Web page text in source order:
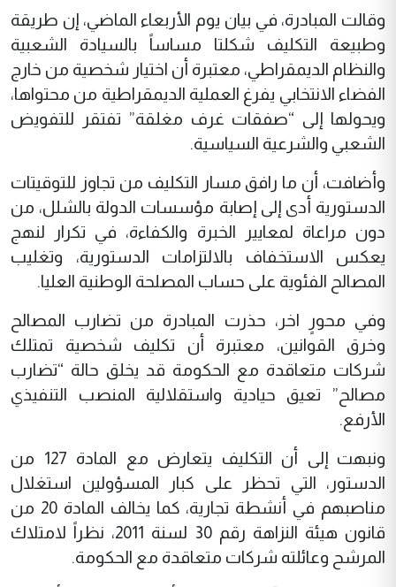
وقالت المبادرة، في بيان يوم الأربعاء الماضي، إن طريقة
وطبيعة التكليف شكلتا مساساً بالسيادة الشعبية
والنظام الديمقراطي، معتبرة أن اختيار شخصية من خارج
الفضاء الانتخابي يفرغ العملية الديمقراطية من محتواها،
ويحولها إلى “صفقات غرف مغلقة” تفتقر للتفويض
الشعبي والشرعية السياسية.
وأضافت، أن ما رافق مسار التكليف من تجاوز للتوقيتات
الدستورية أدى إلى إصابة مؤسسات الدولة بالشلل، من
دون مراعاة لمعايير الخبرة والكفاءة، في تكرار لنهج
يعكس الاستخفاف بالالتزامات الدستورية، وتغليب
المصالح الفئوية على حساب المصلحة الوطنية العليا.
وفي محورٍ اخر، حذرت المبادرة من تضارب المصالح
وخرق القوانين، معتبرة أن تكليف شخصية تمتلك
شركات متعاقدة مع الحكومة قد يخلق حالة “تضارب
مصالح” تعيق حيادية واستقلالية المنصب التنفيذي
الأرفع.
ونبهت إلى أن التكليف يتعارض مع المادة 127 من
الدستور، التي تحظر على كبار المسؤولين استغلال
مناصبهم في أنشطة تجارية، كما يخالف المادة 20 من
قانون هيئة النزاهة رقم 30 لسنة 2011، نظراً لامتلاك
المرشح وعائلته شركات متعاقدة مع الحكومة.